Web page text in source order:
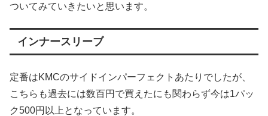
ついてみていきたいと思います。
インナースリーブ
定番はKMCのサイドインパーフェクトあたりでしたが、
こちらも過去には数百円で買えたにも関わらず今は1パッ
ク500円以上となっています。